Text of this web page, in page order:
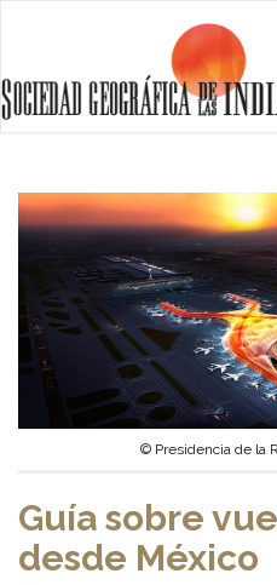
© Presidencia de la
Guía sobre
desde México